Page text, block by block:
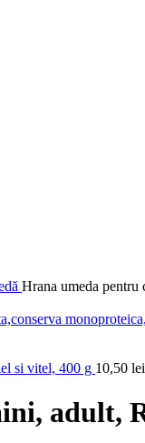
Hrana umeda
si vitel, 400 g 10,50 lei
adult,